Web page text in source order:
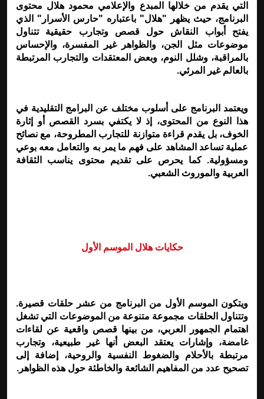
التي يقدم من خلالها المبدع والإعلامي محمود هلال محتوى
البرنامج، حيث يظهر "هلال" باعتباره "حارس الأسرار" الذي
يفتح أبواب النقاش حول قصص وتجارب حقيقية تتناول
موضوعات مثل الجن، والظواهر غير المفسرة، والإحساس
بالمراقبة، وشلل النوم، وبعض المعتقدات والتجارب المرتبطة
بالعالم غير المرئي.
ويعتمد البرنامج على أسلوب مختلف عن البرامج التقليدية في
هذا النوع من المحتوى، إذ لا يكتفي بسرد القصص أو إثارة
الخوف، بل يقدم قراءة متوازنة للتجارب المطروحة، مع نصائح
عملية تساعد المشاهد على فهم ما يمر به والتعامل معه بوعي
ومسؤولية. كما يحرص على تقديم محتوى يناسب الثقافة
العربية والموروث الشعبي.
حكايات هلال الموسم الأول
ويتكون الموسم الأول من البرنامج من عشر حلقات قصيرة.
وتتناول الحلقات مجموعة متنوعة من الموضوعات التي تشغل
اهتمام الجمهور العربي، من بينها قصص واقعية عن لقاءات
غامضة، وإشارات يعتقد البعض أنها غير طبيعية، وتجارب
مرتبطة بالأحلام والضغوط النفسية والروحية، إضافة إلى
تصحيح عدد من المفاهيم الشائعة والخاطئة حول هذه الظواهر .